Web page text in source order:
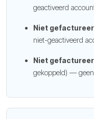
geactiveerd
Niet
niet-geactiveerd
Niet
gekoppeld) —